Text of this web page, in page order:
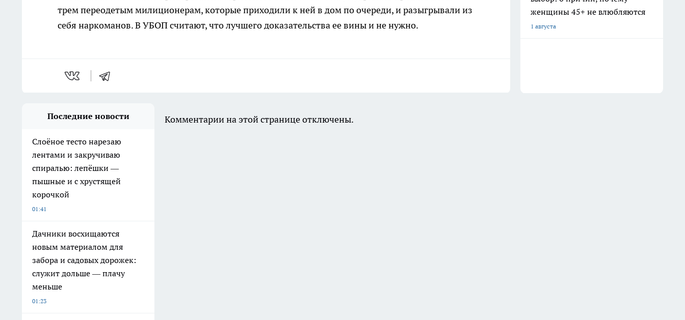
трем переодетым милиционерам, которые приходили к ней в дом по очереди, и разыгрывали из
себя наркоманов. В УБОП считают, что лучшего доказательства ее вины и не нужно.
женщины 45+ не влюбляются
1 августа
Последние новости
Слоёное тесто нарезаю
лентами и закручиваю
спиралью: лепёшки —
пышные и с хрустящей
корочкой
01:41
Дачники восхищаются
новым материалом для
забора и садовых дорожек:
служит дольше — плачу
меньше
01:23
Комментарии на этой странице отключены.